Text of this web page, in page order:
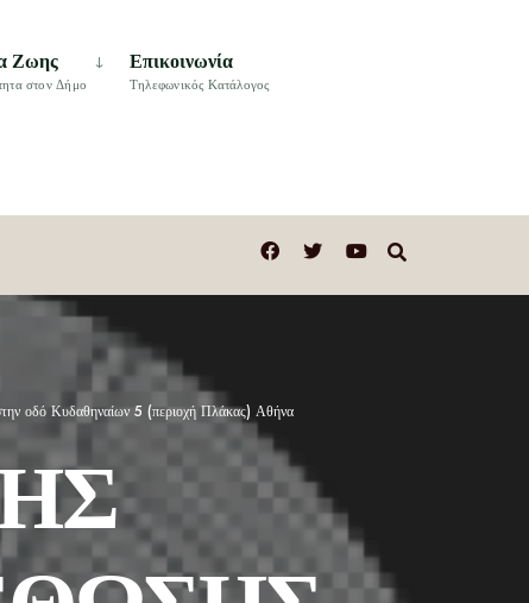
Ζωης
στον Δήμο
Επικοινωνία
Τηλεφωνικός Κατάλογος
Κυδαθηναίων 5 (περιοχή Πλάκας) Αθήνα